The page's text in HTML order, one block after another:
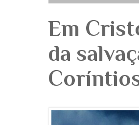
Em
da